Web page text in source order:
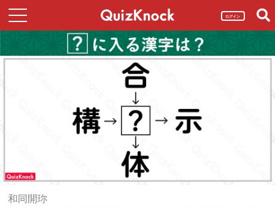
ログイン
和同開珎